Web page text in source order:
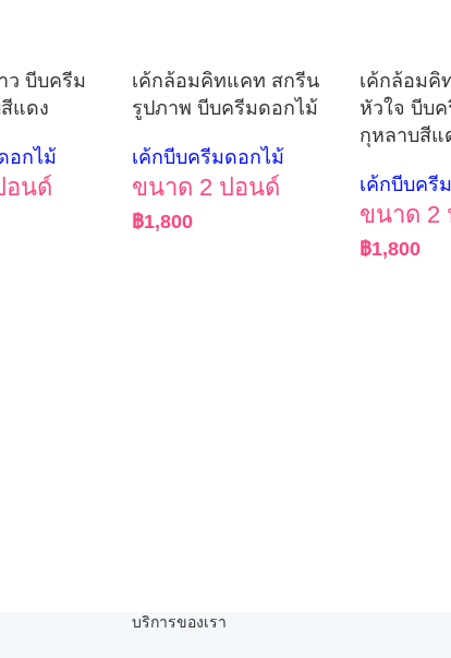
ว บีบครีม
แดง
อกไม้
อนด์
เค้กล้อมคิทแคท สกรีน
รูปภาพ บีบครีมดอกไม้
เค้กบีบครีมดอกไม้
ขนาด 2 ปอนด์
฿1,800
เค้กล้อมคิ
หัวใจ บีบ
กุหลาบสีแ
เค้กบีบครี
ขนาด 2
฿1,800
บริการของเรา